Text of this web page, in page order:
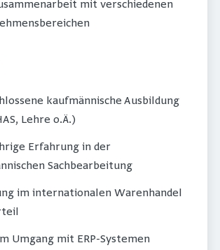
mit verschiedenen
kaufmännische Ausbildung
Lehre o.Ä.)
Erfahrung in der
Sachbearbeitung
im internationalen Warenhandel
Umgang mit ERP-Systemen